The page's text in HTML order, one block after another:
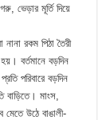
ভেড়ার মূর্তি দিয়ে
নানা রকম পিঠা তৈরী
বর্তমানে বড়দিন
পরিবারে বড়দিন
বাড়িতে। মাংস,
মেতে উঠে বাঙালী-